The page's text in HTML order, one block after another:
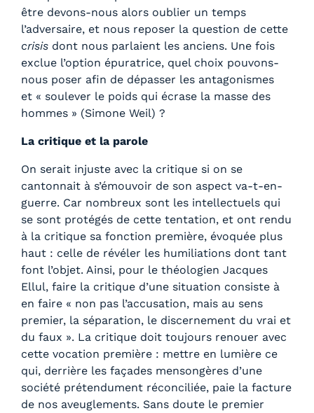
être devons-nous alors oublier un temps
l’adversaire, et nous reposer la question de cette
crisis dont nous parlaient les anciens. Une fois
exclue l’option épuratrice, quel choix pouvons-
nous poser afin de dépasser les antagonismes
et « soulever le poids qui écrase la masse des
hommes » (Simone Weil) ?
La critique et la parole
On serait injuste avec la critique si on se
cantonnait à s’émouvoir de son aspect va-t-en-
guerre. Car nombreux sont les intellectuels qui
se sont protégés de cette tentation, et ont rendu
à la critique sa fonction première, évoquée plus
haut : celle de révéler les humiliations dont tant
font l’objet. Ainsi, pour le théologien Jacques
Ellul, faire la critique d’une situation consiste à
en faire « non pas l’accusation, mais au sens
premier, la séparation, le discernement du vrai et
du faux ». La critique doit toujours renouer avec
cette vocation première : mettre en lumière ce
qui, derrière les façades mensongères d’une
société prétendument réconciliée, paie la facture
de nos aveuglements. Sans doute le premier